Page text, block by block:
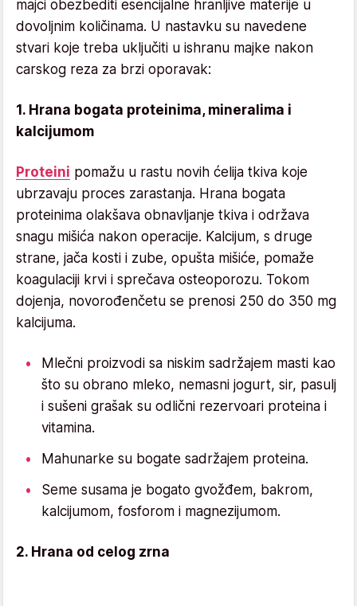
majci obezbediti esencijalne hranljive materije u
dovoljnim količinama. U nastavku su navedene
stvari koje treba uključiti u ishranu majke nakon
carskog reza za brzi oporavak:
1. Hrana bogata proteinima, mineralima i
kalcijumom
Proteini pomažu u rastu novih ćelija tkiva koje
ubrzavaju proces zarastanja. Hrana bogata
proteinima olakšava obnavljanje tkiva i održava
snagu mišića nakon operacije. Kalcijum, s druge
strane, jača kosti i zube, opušta mišiće, pomaže
koagulaciji krvi i sprečava osteoporozu. Tokom
dojenja, novorođenčetu se prenosi 250 do 350 mg
kalcijuma.
Mlečni proizvodi sa niskim sadržajem masti kao
što su obrano mleko, nemasni jogurt, sir, pasulj
i sušeni grašak su odlični rezervoari proteina i
vitamina.
Mahunarke su bogate sadržajem proteina.
Seme susama je bogato gvožđem, bakrom,
kalcijumom, fosforom i magnezijumom.
2. Hrana od celog zrna